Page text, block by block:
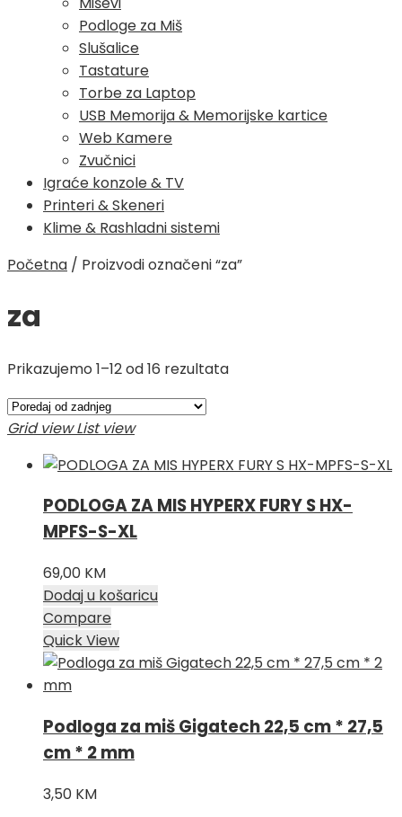
Podloge za Miš
Slušalice
Tastature
Torbe za Laptop
USB Memorija & Memorijske kartice
Web Kamere
Zvučnici
Igraće konzole & TV
Printeri & Skeneri
Klime & Rashladni sistemi
Početna / Proizvodi označeni “za”
za
Prikazujemo 1–12 od 16 rezultataPoredano
Grid view List view
PODLOGA ZA MIS HYPERX FURY S HX-
MPFS-S-XL
69,00 KM
Dodaj u košaricu
Compare
Quick View
Podloga za miš Gigatech 22,5 cm * 27,5
cm * 2 mm
3,50 KM